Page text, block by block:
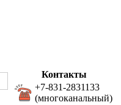
Контакты
+7-831-2831133
(многоканальный)